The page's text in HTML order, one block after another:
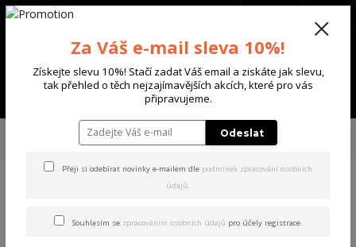
Menu
+420 702 136 620
TRIKA & TÍLKA
Yakuza pánské tričko Blacks Regular
Basic T-Shirt black L
Regular Basic T-Shirt black L
Za Váš e-mail sleva 10%!
Získejte slevu 10%! Stačí zadat Váš email a ziskáte jak slevu,
tak přehled o těch nejzajímavějších akcích, které pro vás
připravujeme.
Odeslat
Přeji si odebírat novinky e-mailem dle podmínek zpracování osobních
údajů.
Souhlasím se zpracováním osobních údajů pro účely registrace.